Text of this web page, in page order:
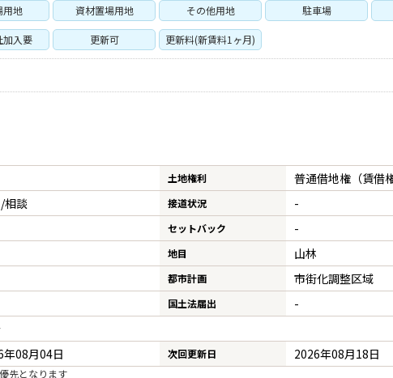
用地 資材置場用地 その他用地 駐車場
加入要 更新可 更新料(新賃料1ヶ月)
土地権利 普通借地権（賃借
相談 接道状況 -
セットバック -
地目 山林
都市計画 市街化調整区域
国土法届出 -
年08月04日 次回更新日 2026年08月18日
先となります